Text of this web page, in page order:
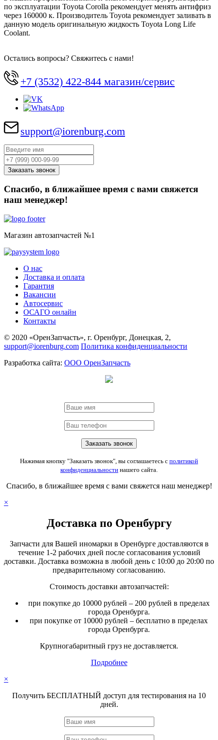
по эксплуатации Toyota Corolla рекомендует менять антифриз
через 160000 к. Производитель Toyota рекомендует заливать в
данную модель оригинальную жидкость Toyota Long Life
Coolant.
Остались вопросы? Свяжитесь с нами!
+7 (3532) 422-844 магазин/сервис
support@iorenburg.com
Спасибо, в ближайшее время с вами свяжется
наш менеджер!
Магазин автозапчастей №1
О нас
Доставка и оплата
Гарантия
Вакансии
Автосервис
ОСАГО онлайн
Контакты
© 2020 «ОренЗапчасть», г. Оренбург, Донецкая, 2,
support@iorenburg.com Политика конфиденциальности
Разработка сайта: ООО ОренЗапчасть
Нажимая кнопку "Заказать звонок", вы соглашаетесь с политикой
конфиденциальности нашего сайта.
Спасибо, в ближайшее время с вами свяжется наш менеджер!
×
Доставка по Оренбургу
Запчасти для Вашей иномарки в Оренбурге доставляются в
течение 1-2 рабочих дней после согласования условий
доставки. Доставка возможна в любой день с 10:00 до 20:00 по
предварительному согласованию.
Стоимость доставки автозапчастей:
при покупке до 10000 рублей – 200 рублей в пределах
города Оренбурга.
при покупке от 10000 рублей – бесплатно в пределах
города Оренбурга.
Крупногабаритный груз не доставляется.
Подробнее
×
Получить БЕСПЛАТНЫЙ доступ для тестирования на 10
дней.